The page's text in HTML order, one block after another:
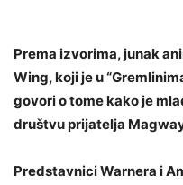
Prema izvorima, junak
Wing, koji je u
govori o tome kako je
društvu prijatelja
Predstavnici Warnera i